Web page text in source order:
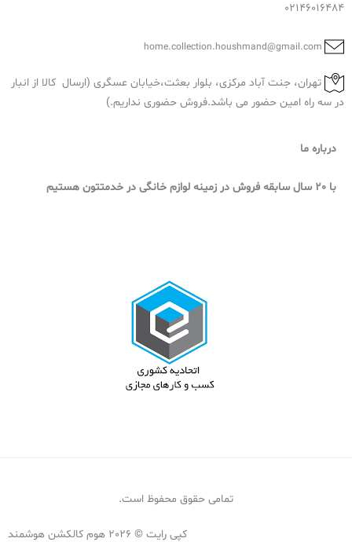
02146016484
تهران، جنت آباد مرکزی، بلوار بعثت،خیابان عسگری (ارسال کالا از انبار
در سه راه امین حضور می باشد.فروش حضوری نداریم.)
درباره ما
با 20 سال سابقه فروش در زمینه لوازم خانگی در خدمتتون هستیم
تمامی حقوق محفوظ است.
کپی رایت © 2026 هوم کالکشن هوشمند